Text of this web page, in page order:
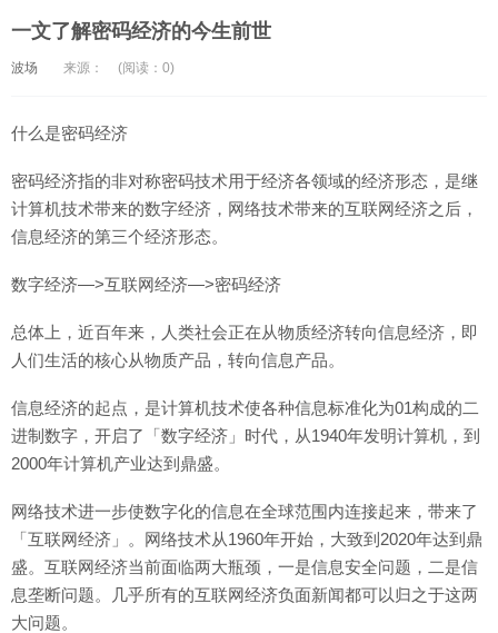
一文了解密码经济的今生前世
波场 来源： (阅读：0)
什么是密码经济
密码经济指的非对称密码技术用于经济各领域的经济形态，是继
计算机技术带来的数字经济，网络技术带来的互联网经济之后，
信息经济的第三个经济形态。
数字经济—>互联网经济—>密码经济
总体上，近百年来，人类社会正在从物质经济转向信息经济，即
人们生活的核心从物质产品，转向信息产品。
信息经济的起点，是计算机技术使各种信息标准化为01构成的二
进制数字，开启了「数字经济」时代，从1940年发明计算机，到
2000年计算机产业达到鼎盛。
网络技术进一步使数字化的信息在全球范围内连接起来，带来了
「互联网经济」。网络技术从1960年开始，大致到2020年达到鼎
盛。互联网经济当前面临两大瓶颈，一是信息安全问题，二是信
息垄断问题。几乎所有的互联网经济负面新闻都可以归之于这两
大问题。